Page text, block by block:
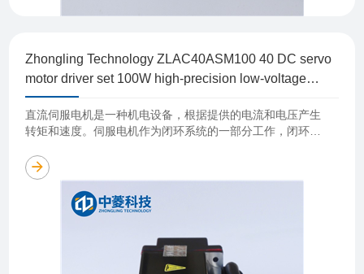
Zhongling Technology ZLAC40ASM100 40 DC servo
motor driver set 100W high-precision low-voltage
motor mask engraving machine
直流伺服电机是一种机电设备，根据提供的电流和电压产生
转矩和速度。伺服电机作为闭环系统的一部分工作，闭环系